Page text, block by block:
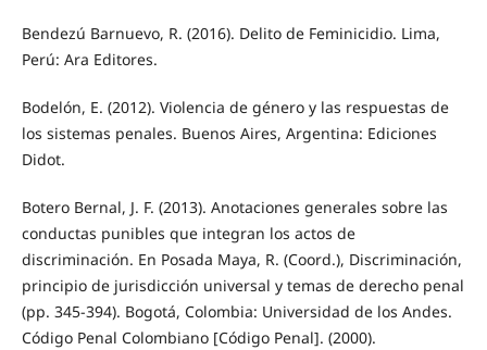
Bendezú Barnuevo, R. (2016). Delito de Feminicidio. Lima,
Perú: Ara Editores.
Bodelón, E. (2012). Violencia de género y las respuestas de
los sistemas penales. Buenos Aires, Argentina: Ediciones
Didot.
Botero Bernal, J. F. (2013). Anotaciones generales sobre las
conductas punibles que integran los actos de
discriminación. En Posada Maya, R. (Coord.), Discriminación,
principio de jurisdicción universal y temas de derecho penal
(pp. 345-394). Bogotá, Colombia: Universidad de los Andes.
Código Penal Colombiano [Código Penal]. (2000).